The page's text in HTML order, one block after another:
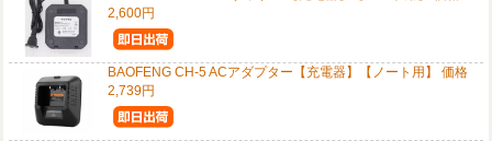
2,600円
BAOFENG CH-5 ACアダプター【充電器】【ノート用】 価格
2,739円